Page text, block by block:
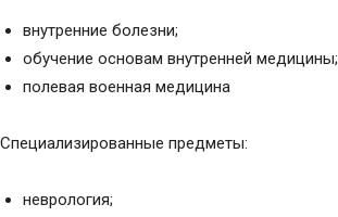
внутренние болезни;
обучение основам внутренней медицины;
полевая военная медицина
Специализированные предметы:
неврология;